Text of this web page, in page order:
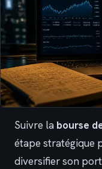
Suivre la bourse
étape stratégique
diversifier son